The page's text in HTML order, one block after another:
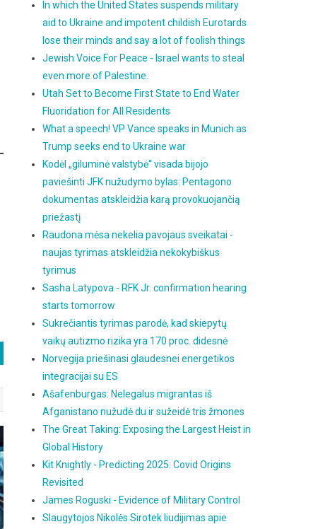
In which the United States suspends military
aid to Ukraine and impotent childish Eurotards
lose their minds and say a lot of foolish things
Jewish Voice For Peace - Israel wants to steal
even more of Palestine.
Utah Set to Become First State to End Water
Fluoridation for All Residents
What a speech! VP Vance speaks in Munich as
Trump seeks end to Ukraine war
Kodėl „giluminė valstybė“ visada bijojo
paviešinti JFK nužudymo bylas: Pentagono
dokumentas atskleidžia karą provokuojančią
priežastį
Raudona mėsa nekelia pavojaus sveikatai -
naujas tyrimas atskleidžia nekokybiškus
tyrimus
Sasha Latypova - RFK Jr. confirmation hearing
starts tomorrow
Sukrečiantis tyrimas parodė, kad skiepytų
vaikų autizmo rizika yra 170 proc. didesnė
Norvegija priešinasi glaudesnei energetikos
integracijai su ES
Ašafenburgas: Nelegalus migrantas iš
Afganistano nužudė du ir sužeidė tris žmones
The Great Taking: Exposing the Largest Heist in
Global History
Kit Knightly - Predicting 2025: Covid Origins
Revisited
James Roguski - Evidence of Military Control
Slaugytojos Nikolės Sirotek liudijimas apie